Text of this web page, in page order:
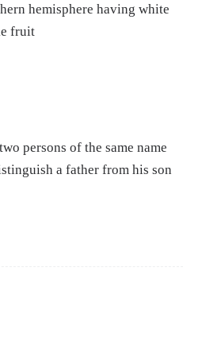
hemisphere having white
fruit
persons of the same name
a father from his son